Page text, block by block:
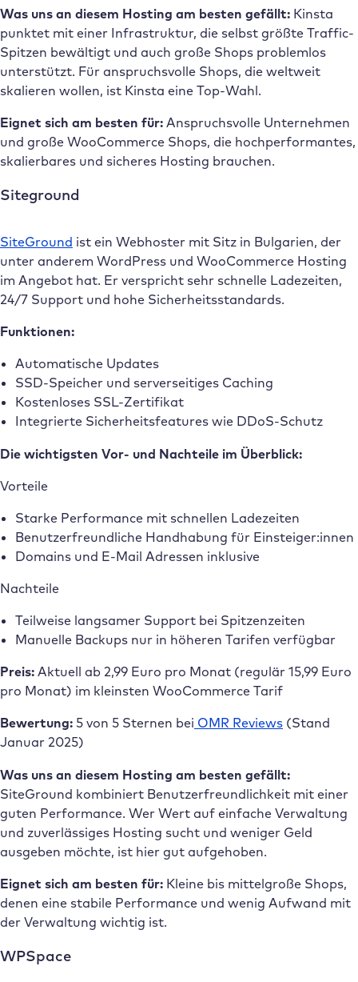
Was uns an diesem Hosting am besten gefällt: Kinsta
punktet mit einer Infrastruktur, die selbst größte Traffic-
Spitzen bewältigt und auch große Shops problemlos
unterstützt. Für anspruchsvolle Shops, die weltweit
skalieren wollen, ist Kinsta eine Top-Wahl.
Eignet sich am besten für: Anspruchsvolle Unternehmen
und große WooCommerce Shops, die hochperformantes,
skalierbares und sicheres Hosting brauchen.
Siteground
SiteGround ist ein Webhoster mit Sitz in Bulgarien, der
unter anderem WordPress und WooCommerce Hosting
im Angebot hat. Er verspricht sehr schnelle Ladezeiten,
24/7 Support und hohe Sicherheitsstandards.
Funktionen:
Automatische Updates
SSD-Speicher und serverseitiges Caching
Kostenloses SSL-Zertifikat
Integrierte Sicherheitsfeatures wie DDoS-Schutz
Die wichtigsten Vor- und Nachteile im Überblick:
Vorteile
Starke Performance mit schnellen Ladezeiten
Benutzerfreundliche Handhabung für Einsteiger:innen
Domains und E-Mail Adressen inklusive
Nachteile
Teilweise langsamer Support bei Spitzenzeiten
Manuelle Backups nur in höheren Tarifen verfügbar
Preis: Aktuell ab 2,99 Euro pro Monat (regulär 15,99 Euro
pro Monat) im kleinsten WooCommerce Tarif
Bewertung: 5 von 5 Sternen bei OMR Reviews (Stand
Januar 2025)
Was uns an diesem Hosting am besten gefällt:
SiteGround kombiniert Benutzerfreundlichkeit mit einer
guten Performance. Wer Wert auf einfache Verwaltung
und zuverlässiges Hosting sucht und weniger Geld
ausgeben möchte, ist hier gut aufgehoben.
Eignet sich am besten für: Kleine bis mittelgroße Shops,
denen eine stabile Performance und wenig Aufwand mit
der Verwaltung wichtig ist.
WPSpace